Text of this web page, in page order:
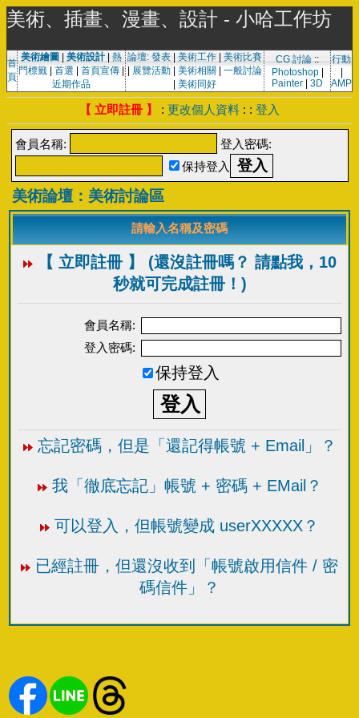
美術、插畫、漫畫、設計 - 小哈工作坊
首
頁
美術繪圖 美術設計| 熱
門標籤
首選 首頁宣傳
近期作品
論壇: 發表 美術工作
美術比賽
展覽活動 美術相關
一般討論
美術同好
CG 討論 ::
Photoshop|
Painter
3D
行動
AMP
【 立即註冊 】 : 更改個人資料 : : 登入
會員名稱:
登入密碼:
保持登入
美術論壇：美術討論區
請輸入名稱及密碼
【 立即註冊 】 (還沒註冊嗎？ 請點我，10
秒就可完成註冊！)
會員名稱:
登入密碼:
保持登入
忘記密碼，但是「還記得帳號 + Email」？
我「徹底忘記」帳號 + 密碼 + EMail？
可以登入，但帳號變成 userXXXXX？
已經註冊，但還沒收到「帳號啟用信件 / 密
碼信件」？